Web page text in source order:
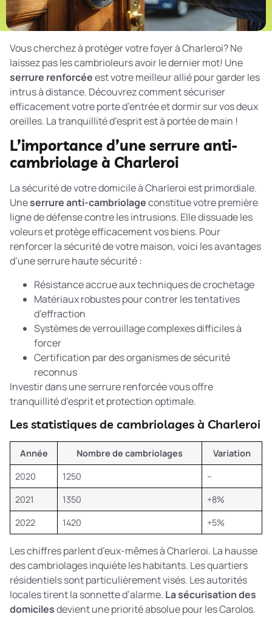
Vous cherchez à protéger votre foyer à Charleroi? Ne
laissez pas les cambrioleurs avoir le dernier mot! Une
serrure renforcéeest votre meilleur allié pour garder les
intrus à distance. Découvrez comment sécuriser
efficacement votre porte d’entrée et dormir sur vos deux
oreilles. La tranquillité d’esprit est à portée de main !
L’importance d’une serrure anti-
cambriolage à Charleroi
La sécurité de votre domicile à Charleroi est primordiale.
Uneserrure anti-cambriolageconstitue votre première
ligne de défense contre les intrusions. Elle dissuade les
voleurs et protège efficacement vos biens. Pour
renforcer la sécurité de votre maison, voici les avantages
d’une serrure haute sécurité :
Résistance accrue aux techniques de crochetage
Matériaux robustes pour contrer les tentatives
d’effraction
Systèmes de verrouillage complexes difficiles à
forcer
Certification par des organismes de sécurité
reconnus
Investir dans une serrure renforcée vous offre
tranquillité d’esprit et protection optimale.
Les statistiques de cambriolages à Charleroi
Année Nombre de cambriolages
Variation
2020
1250
–
2021
1350
+8%
2022
1420 +5%
Les chiffres parlent d’eux-mêmes à Charleroi. La hausse
des cambriolages inquiète les habitants. Les quartiers
résidentiels sont particulièrement visés. Les autorités
locales tirent la sonnette d’alarme. La sécurisation des
domicilesdevient une priorité absolue pour les Carolos.